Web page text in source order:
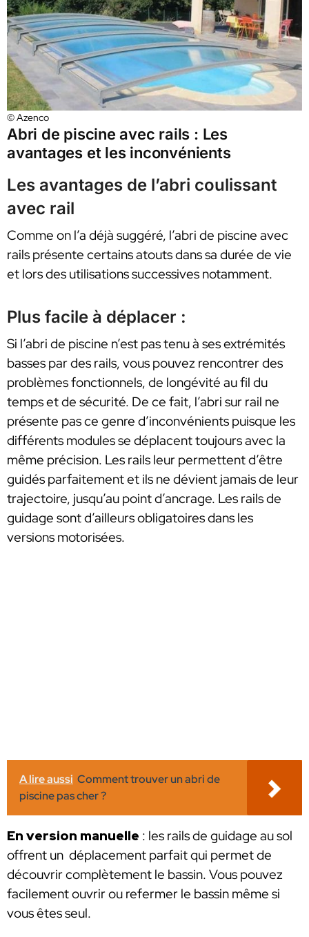
© Azenco
Abri de piscine avec rails : Les
avantages et les inconvénients
Les avantages de l’abri coulissant
avec rail
Comme on l’a déjà suggéré, l’abri de piscine avec
rails présente certains atouts dans sa durée de vie
et lors des utilisations successives notamment.
Plus facile à déplacer :
Si l’abri de piscine n’est pas tenu à ses extrémités
basses par des rails, vous pouvez rencontrer des
problèmes fonctionnels, de longévité au fil du
temps et de sécurité. De ce fait, l’abri sur rail ne
présente pas ce genre d’inconvénients puisque les
différents modules se déplacent toujours avec la
même précision. Les rails leur permettent d’être
guidés parfaitement et ils ne dévient jamais de leur
trajectoire, jusqu’au point d’ancrage. Les rails de
guidage sont d’ailleurs obligatoires dans les
versions motorisées.
A lire aussi Comment trouver un abri de
piscine pas cher ?
En version manuelle : les rails de guidage au sol
offrent un déplacement parfait qui permet de
découvrir complètement le bassin. Vous pouvez
facilement ouvrir ou refermer le bassin même si
vous êtes seul.